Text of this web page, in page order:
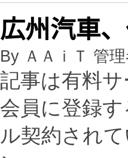
広州汽車
By ＡＡｉＴ 管
記事は有料
会員に登録
ル契約され